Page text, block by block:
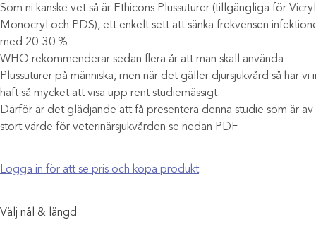
Som ni kanske vet så är Ethicons Plussuturer (tillgängliga för
Monocryl och PDS), ett enkelt sett att sänka frekvensen
med 20-30 %
WHO rekommenderar sedan flera år att man skall använda
Plussuturer på människa, men när det gäller djursjukvård så har vi
haft så mycket att visa upp rent studiemässigt.
Därför är det glädjande att få presentera denna studie som är av
stort värde för veterinärsjukvården se nedan PDF
Logga in för att se pris och köpa produkt
Välj nål & längd